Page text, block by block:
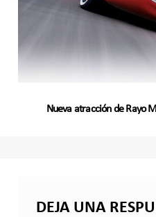
Nueva atracción de Rayo
DEJA UNA